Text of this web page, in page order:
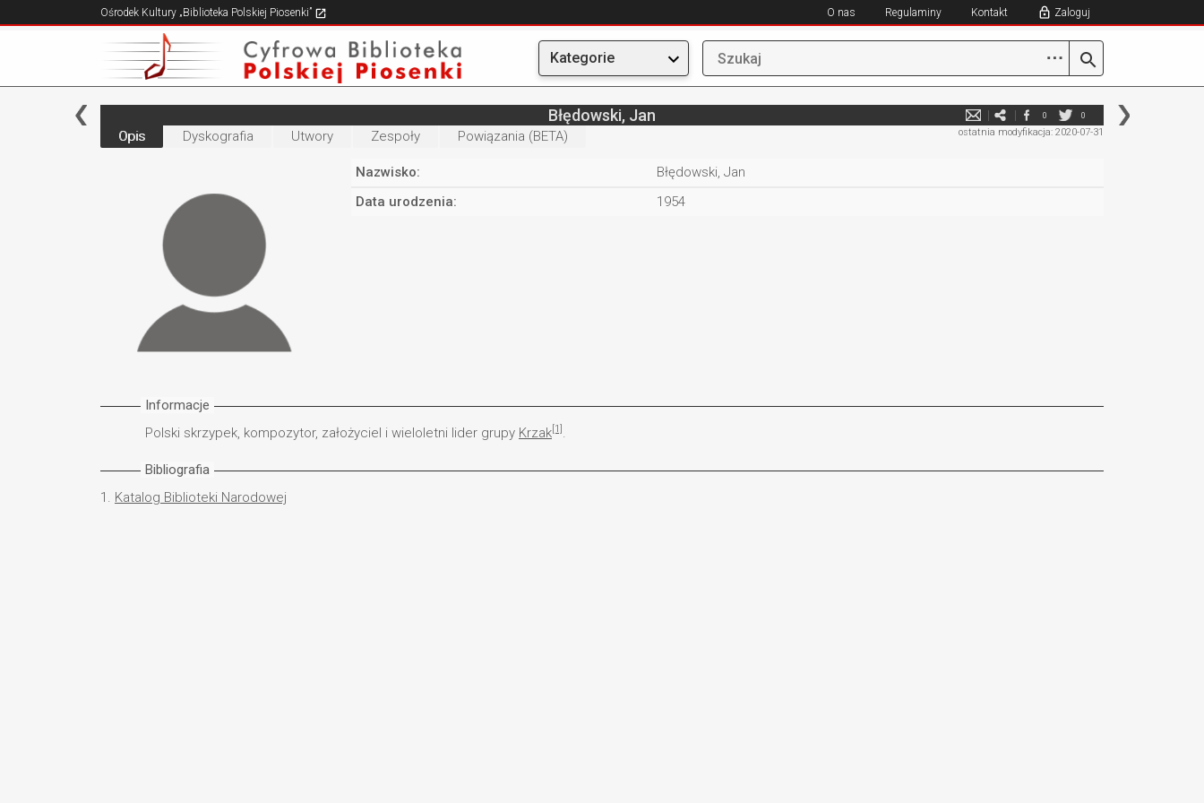
Ośrodek Kultury „Biblioteka Polskiej Piosenki” O nas Regulaminy Kontakt Zaloguj
Kategorie ⋯
Błędowski, Jan 0 0
ostatnia modyfikacja: 2020-07-31
Opis Dyskografia Utwory Zespoły Powiązania (BETA)
Nazwisko:
Błędowski, Jan
Data urodzenia:
1954
Informacje
Polski skrzypek, kompozytor, założyciel i wieloletni lider grupy Krzak [1] .
Bibliografia
1. Katalog Biblioteki Narodowej